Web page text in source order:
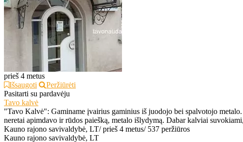
prieš 4 metus
Išsaugoti
Peržiūrėti
Pasitarti su pardavėju
Tavo kalvė
"Tavo Kalvė": Gaminame įvairius gaminius iš juodojo bei spalvotojo
neretai apimdavo ir rūdos paiešką, metalo išlydymą. Dabar kalviai
Kauno rajono savivaldybė, LT/ prieš 4 metus/ 537 peržiūros
Kauno rajono savivaldybė, LT